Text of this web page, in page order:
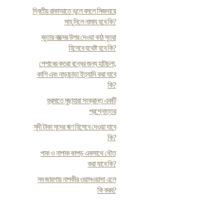
দ্বিতীয় রাকাআতে ভুলে বসলে সিজদায়ে
সাহূ দিলে নামায হবে কি?
জুতার বাক্সের উপর দেওয়া কাঠ সুতরা
হিসেবে যথেষ্ট হবে কি?
পেশাবের কতরা বন্ধের জন্য হাটাচলা,
কাশি এবং নাড়াচাড়া ইত্যাদি করা যাবে
কি?
হুরমাতে মুছাহারা সংক্রান্ত একটি
প্রশ্নোত্তর
সূদী টাকা সূদের ঋণ হিসেবে দেওয়া যাবে
কি?
পাক ও নাপাক কাপড় একসাথে ধৌত
করা যাবে কি?
সব জায়গায় নাপকীর ওয়াসওয়াসা এলে
কি করব?